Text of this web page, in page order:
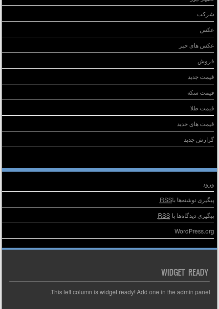
شرکت
عکس
عکس های خبر
فروش
قیمت جدید
قیمت سکه
قیمت طلا
قیمت های جدید
گزارش جدید
ورود
پیگیری نوشته‌ها باRSS
پیگیری دیدگاه‌ها باRSS
WordPress.org
WIDGET READY
This left column is widget ready! Add one in the admin panel.